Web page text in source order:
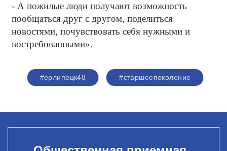
- А пожилые люди получают возможность
пообщаться друг с другом, поделиться
новостями, почувствовать себя нужными и
востребованными».
#ерлипецк48 #старшеепоколение